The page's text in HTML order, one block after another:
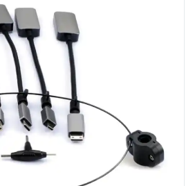
Kabel”